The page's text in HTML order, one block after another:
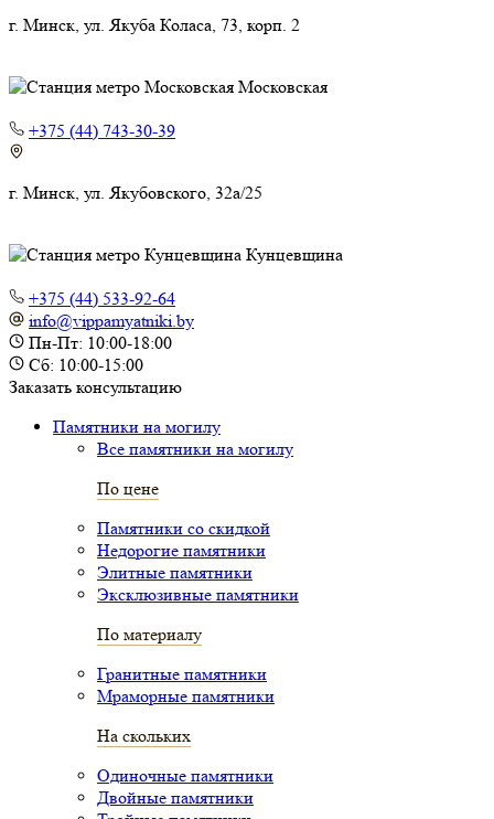
г. Минск, ул. Якуба Коласа, 73, корп. 2
Московская
+375 (44) 743-30-39
г. Минск, ул. Якубовского, 32а/25
Кунцевщина
+375 (44) 533-92-64
info@vippamyatniki.by
Пн-Пт: 10:00-18:00
Сб: 10:00-15:00
Заказать консультацию
Памятники на могилу
Все памятники на могилу
По цене
Памятники со скидкой
Недорогие памятники
Элитные памятники
Эксклюзивные памятники
По материалу
Гранитные памятники
Мраморные памятники
На скольких
Одиночные памятники
Двойные памятники